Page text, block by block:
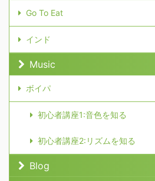
Go To Eat
インド
Music
ボイパ
初心者講座1:音色を知る
初心者講座2:リズムを知る
Blog